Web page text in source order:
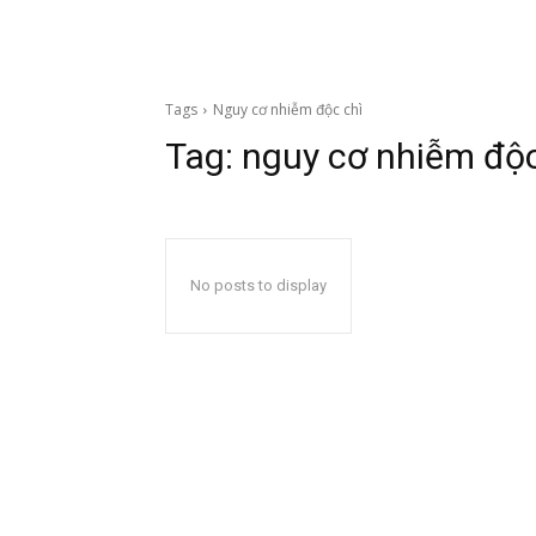
Tags Nguy cơ nhiễm độc chì
Tag: nguy cơ nhiễm
No posts to display